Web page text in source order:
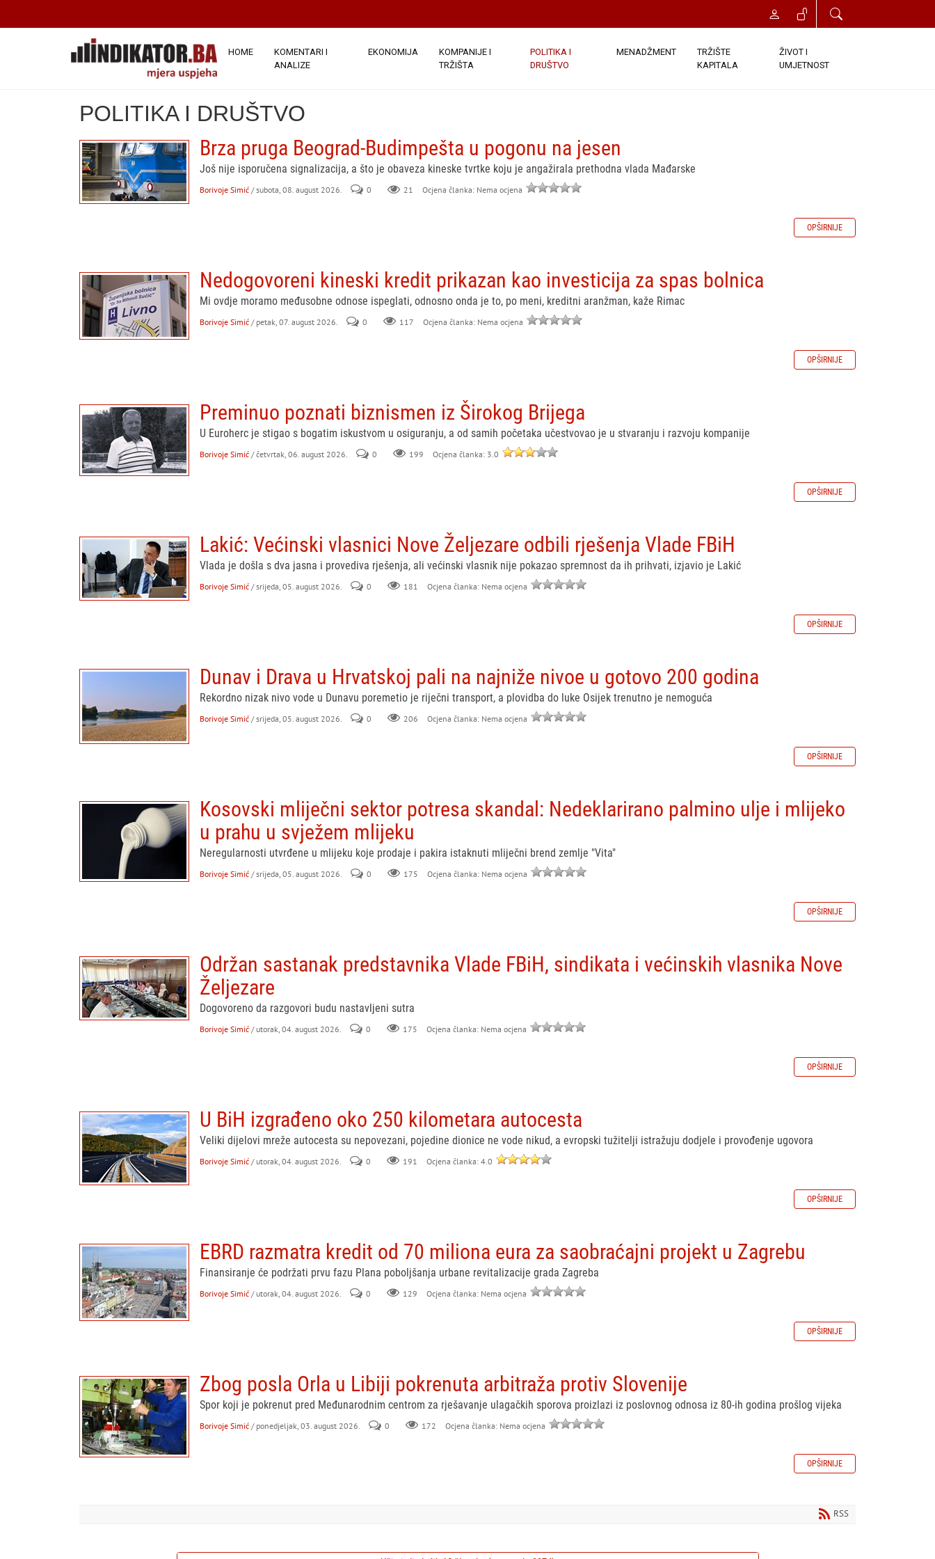
HOME
KOMENTARI I
ANALIZE
EKONOMIJA
KOMPANIJE I
TRŽIŠTA
POLITIKA I
DRUŠTVO
MENADŽMENT
TRŽIŠTE
KAPITALA
ŽIVOT I
UMJETNOST
POLITIKA I DRUŠTVO
Brza pruga Beograd-Budimpešta u pogonu na jesen
Još nije isporučena signalizacija, a što je obaveza kineske tvrtke koju je angažirala prethodna vlada Mađarske
Borivoje Simić / subota, 08. august 2026. 0 21 Ocjena članka: Nema ocjena
OPŠIRNIJE
Nedogovoreni kineski kredit prikazan kao investicija za spas bolnica
Mi ovdje moramo međusobne odnose ispeglati, odnosno onda je to, po meni, kreditni aranžman, kaže Rimac
Borivoje Simić / petak, 07. august 2026. 0 117 Ocjena članka: Nema ocjena
OPŠIRNIJE
Preminuo poznati biznismen iz Širokog Brijega
U Euroherc je stigao s bogatim iskustvom u osiguranju, a od samih početaka učestvovao je u stvaranju i razvoju kompanije
Borivoje Simić / četvrtak, 06. august 2026. 0 199 Ocjena članka: 3.0
OPŠIRNIJE
Lakić: Većinski vlasnici Nove Željezare odbili rješenja Vlade FBiH
Vlada je došla s dva jasna i provediva rješenja, ali većinski vlasnik nije pokazao spremnost da ih prihvati, izjavio je Lakić
Borivoje Simić / srijeda, 05. august 2026. 0 181 Ocjena članka: Nema ocjena
OPŠIRNIJE
Dunav i Drava u Hrvatskoj pali na najniže nivoe u gotovo 200 godina
Rekordno nizak nivo vode u Dunavu poremetio je riječni transport, a plovidba do luke Osijek trenutno je nemoguća
Borivoje Simić / srijeda, 05. august 2026. 0 206 Ocjena članka: Nema ocjena
OPŠIRNIJE
Kosovski mliječni sektor potresa skandal: Nedeklarirano palmino ulje i mlijeko
u prahu u svježem mlijeku
Neregularnosti utvrđene u mlijeku koje prodaje i pakira istaknuti mliječni brend zemlje "Vita"
Borivoje Simić / srijeda, 05. august 2026. 0 175 Ocjena članka: Nema ocjena
OPŠIRNIJE
Održan sastanak predstavnika Vlade FBiH, sindikata i većinskih vlasnika Nove
Željezare
Dogovoreno da razgovori budu nastavljeni sutra
Borivoje Simić / utorak, 04. august 2026. 0 175 Ocjena članka: Nema ocjena
OPŠIRNIJE
U BiH izgrađeno oko 250 kilometara autocesta
Veliki dijelovi mreže autocesta su nepovezani, pojedine dionice ne vode nikud, a evropski tužitelji istražuju dodjele i provođenje ugovora
Borivoje Simić / utorak, 04. august 2026. 0 191 Ocjena članka: 4.0
OPŠIRNIJE
EBRD razmatra kredit od 70 miliona eura za saobraćajni projekt u Zagrebu
Finansiranje će podržati prvu fazu Plana poboljšanja urbane revitalizacije grada Zagreba
Borivoje Simić / utorak, 04. august 2026. 0 129 Ocjena članka: Nema ocjena
OPŠIRNIJE
Zbog posla Orla u Libiji pokrenuta arbitraža protiv Slovenije
Spor koji je pokrenut pred Međunarodnim centrom za rješavanje ulagačkih sporova proizlazi iz poslovnog odnosa iz 80-ih godina prošlog vijeka
Borivoje Simić / ponedjeljak, 03. august 2026. 0 172 Ocjena članka: Nema ocjena
OPŠIRNIJE
RSS